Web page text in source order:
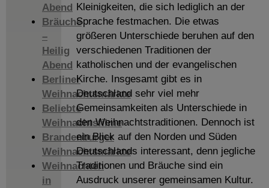
Abend
Bräuche
–
Heilig
Abend
Berliner
Weihnachtsmärkte
Beliebte
Weihnachtsfilme
Brandenburger
Weihnachtsmärkte
Weihnachten
in
Kleinigkeiten, die sich lediglich an der
Sprache festmachen. Die etwas
größeren Unterschiede beruhen auf den
verschiedenen Traditionen der
katholischen und der evangelischen
Kirche. Insgesamt gibt es in
Deutschland sehr viel mehr
Gemeinsamkeiten als Unterschiede in
den Weihnachtstraditionen. Dennoch ist
ein Blick auf den Norden und Süden
Deutschlands interessant, denn jegliche
Traditionen und Bräuche sind ein
Ausdruck unserer gemeinsamen Kultur.